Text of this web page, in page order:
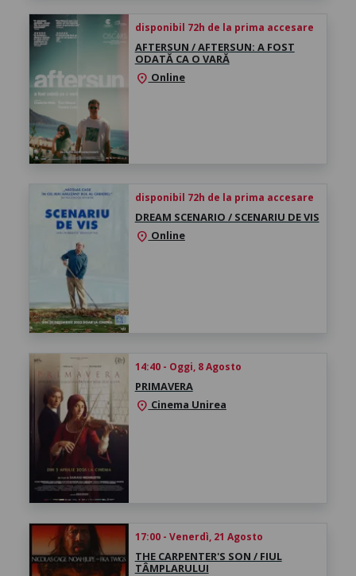
disponibil 72h de la prima accesare
AFTERSUN / AFTERSUN: A FOST
ODATĂ CA O VARĂ
location_on Online
disponibil 72h de la prima accesare
DREAM SCENARIO / SCENARIU DE VIS
location_on Online
14:40 - Oggi, 8 Agosto
PRIMAVERA
location_on Cinema Unirea
17:00 - Venerdì, 21 Agosto
THE CARPENTER'S SON / FIUL
TÂMPLARULUI